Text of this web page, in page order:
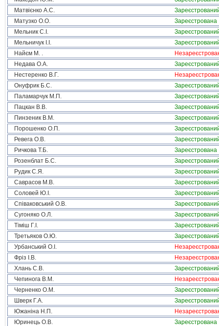
Матвієнко А.С.
Матузко О.О.
Зареєстрована
Мельник С.І.
Мельничук І.І.
Найєм М. .
Недава О.А.
Нестеренко В.Г.
Онуфрик Б.С.
Паламарчук М.П.
Пацкан В.В.
Пинзеник В.М.
Порошенко О.П.
Ревега О.В.
Ричкова Т.Б.
Зареєстрована
Розенблат Б.С.
Рудик С.Я.
Саврасов М.В.
Соловей Ю.І.
Співаковський О.В.
Сугоняко О.Л.
Тіміш Г.І.
Третьяков О.Ю.
Урбанський О.І.
Фріз І.В.
Хлань С.В.
Чепинога В.М.
Черненко О.М.
Шверк Г.А.
Южаніна Н.П.
Юринець О.В.
Зареєстрована